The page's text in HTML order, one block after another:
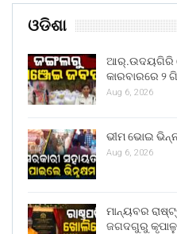
ଓଡିଶା
ଆର୍.ଉଦୟଗିରି
କାରବାରରେ ୨
Aug 6, 2026
ଭୀମ ଭୋଇ
Aug 6, 2026
ମାନ୍ୟବର
ଜଗଦଗୁରୁ